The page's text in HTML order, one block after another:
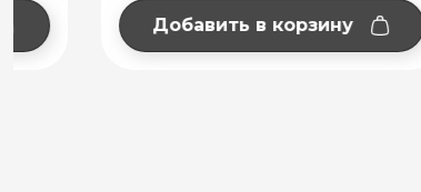
Добавить в корзину